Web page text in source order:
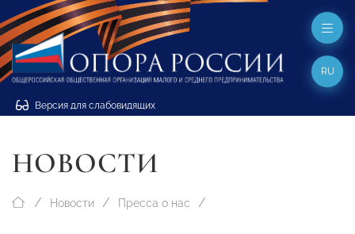
Версия для слабовидящих
RU
НОВОСТИ
Новости Пресса о нас